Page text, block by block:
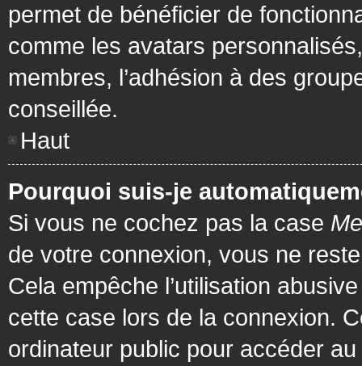
permet de bénéficier de
comme les avatars
membres, l’adhésion à des
conseillée.
Haut
Pourquoi suis-je
Si vous ne cochez pas la case
de votre connexion, vous ne
Cela empêche l’utilisation
cette case lors de la connexion.
ordinateur public pour accéder